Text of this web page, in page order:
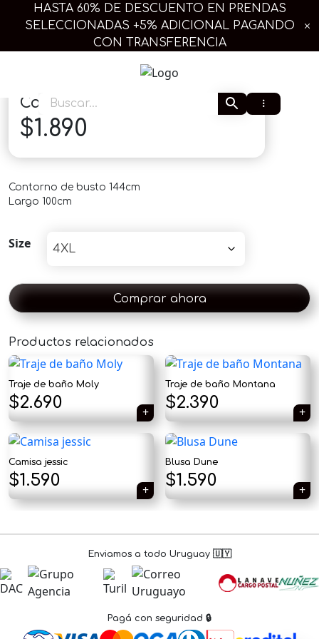
HASTA 60% DE DESCUENTO EN PRENDAS
SELECCIONADAS +5% ADICIONAL PAGANDO
CON TRANSFERENCIA
Extra Linda Plus
Camisa Lucia
$1.890
Contorno de busto 144cm
Largo 100cm
Size
Comprar ahora
Productos relacionados
Traje de baño Moly
$2.690
Traje de baño Montana
$2.390
Camisa jessic
El
precio
original
$1.890.
$1.590El
precio
actual
$1.590.
Blusa Dune
El
precio
original
era:
$1.890.
$1.590El
precio
actual
es:
$1.590.
Enviamos a todo Uruguay 🇺🇾
Pagá con seguridad 🔒
×
Agregá un producto y aparecerá acá
automáticamente.